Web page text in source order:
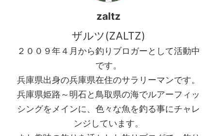
zaltz
ザルツ(ZALTZ)
２００９年４月から釣りブロガーとして活動中
です。
兵庫県出身の兵庫県在住のサラリーマンです。
兵庫県姫路～明石と鳥取県の海でルアーフィッ
シングをメインに、色々な魚を釣る事にチャレ
ンジしています。